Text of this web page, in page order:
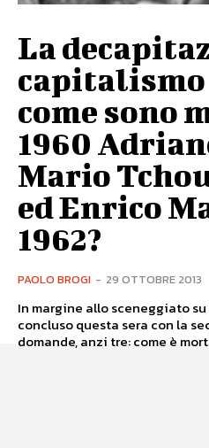
La
come sono
1960
Mario
ed Enrico
1962?
PAOLO BROGI - 29 OTTOBRE 2013
In margine allo sceneggiato
concluso questa sera con la
domande, anzi tre: come è